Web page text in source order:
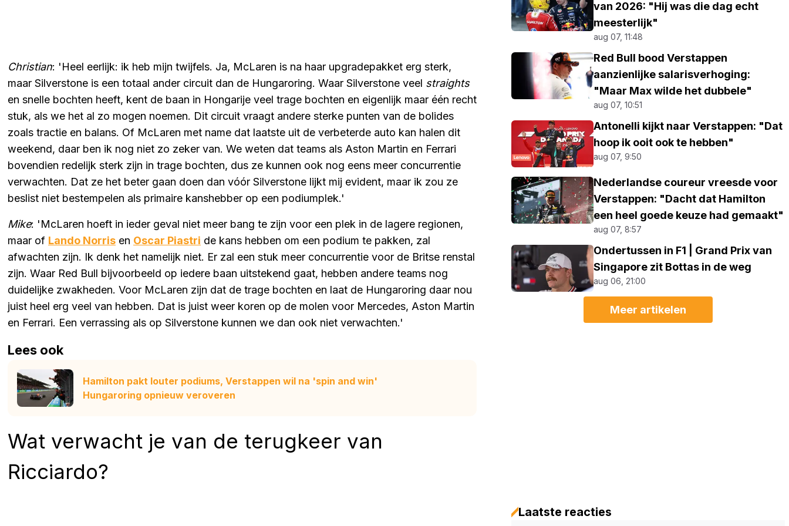
Christian: 'Heel eerlijk: ik heb mijn twijfels. Ja, McLaren is na haar upgradepakket erg sterk,
maar Silverstone is een totaal ander circuit dan de Hungaroring. Waar Silverstone veel straights
en snelle bochten heeft, kent de baan in Hongarije veel trage bochten en eigenlijk maar één recht
stuk, als we het al zo mogen noemen. Dit circuit vraagt andere sterke punten van de bolides
zoals tractie en balans. Of McLaren met name dat laatste uit de verbeterde auto kan halen dit
weekend, daar ben ik nog niet zo zeker van. We weten dat teams als Aston Martin en Ferrari
bovendien redelijk sterk zijn in trage bochten, dus ze kunnen ook nog eens meer concurrentie
verwachten. Dat ze het beter gaan doen dan vóór Silverstone lijkt mij evident, maar ik zou ze
beslist niet bestempelen als primaire kanshebber op een podiumplek.'
Mike: 'McLaren hoeft in ieder geval niet meer bang te zijn voor een plek in de lagere regionen,
maar of Lando Norris en Oscar Piastri de kans hebben om een podium te pakken, zal
afwachten zijn. Ik denk het namelijk niet. Er zal een stuk meer concurrentie voor de Britse renstal
zijn. Waar Red Bull bijvoorbeeld op iedere baan uitstekend gaat, hebben andere teams nog
duidelijke zwakheden. Voor McLaren zijn dat de trage bochten en laat de Hungaroring daar nou
juist heel erg veel van hebben. Dat is juist weer koren op de molen voor Mercedes, Aston Martin
en Ferrari. Een verrassing als op Silverstone kunnen we dan ook niet verwachten.'
Lees ook
Hamilton pakt louter podiums, Verstappen wil na 'spin and win'
Hungaroring opnieuw veroveren
Wat verwacht je van de terugkeer van
Ricciardo?
van 2026: "Hij was die dag echt
meesterlijk"
aug 07, 11:48
Red Bull bood Verstappen
aanzienlijke salarisverhoging:
"Maar Max wilde het dubbele"
aug 07, 10:51
Antonelli kijkt naar Verstappen: "Dat
hoop ik ooit ook te hebben"
aug 07, 9:50
Nederlandse coureur vreesde voor
Verstappen: "Dacht dat Hamilton
een heel goede keuze had gemaakt"
aug 07, 8:57
Ondertussen in F1 | Grand Prix van
Singapore zit Bottas in de weg
aug 06, 21:00
Meer artikelen
Laatste reacties